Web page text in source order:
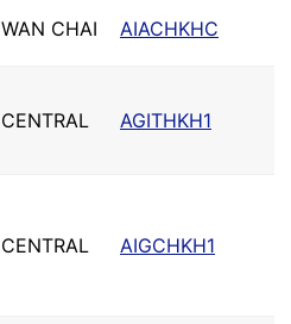
WAN CHAI AIACHKHC
CENTRAL AGITHKH1
CENTRAL AIGCHKH1